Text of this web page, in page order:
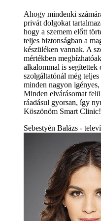
Ahogy mindenki
privát dolgokat
hogy a szemem előtt
teljes biztonságban a
készüléken vannak. A
mértékben
alkalommal is segítettek
szolgáltatónál még
minden nagyon
Minden elvárásomat
ráadásul gyorsan, így
Köszönöm Smart Clinic!
Sebestyén Balázs -